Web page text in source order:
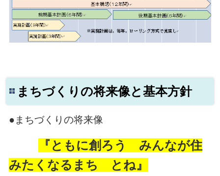
まちづくりの将来像と基本方針
●まちづくりの将来像
『ともに創ろう みんなが住
みたくなるまち とね』